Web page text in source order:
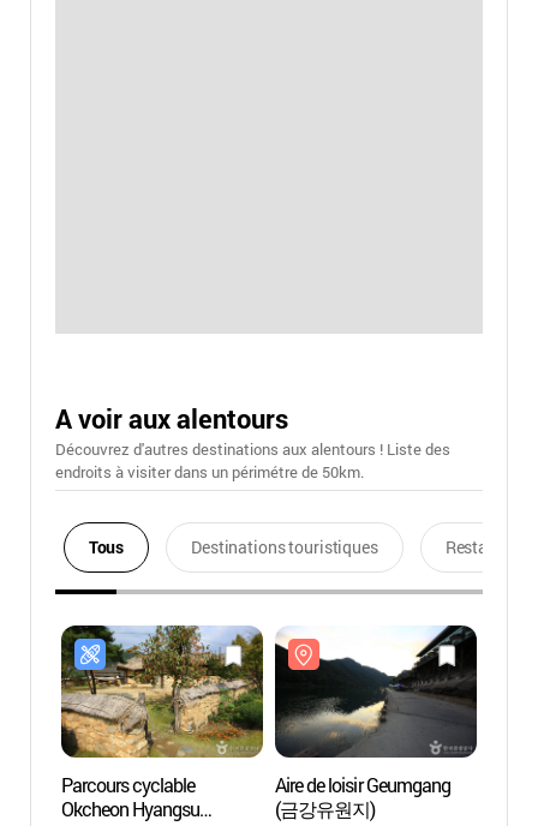
A voir aux alentours
Découvrez d'autres destinations aux alentours ! Liste des
endroits à visiter dans un périmétre de 50km.
Tous Destinations touristiques Restaurants
Parcours cyclable
Okcheon Hyangsu
Aire de loisir Geumgang
(금강유원지)